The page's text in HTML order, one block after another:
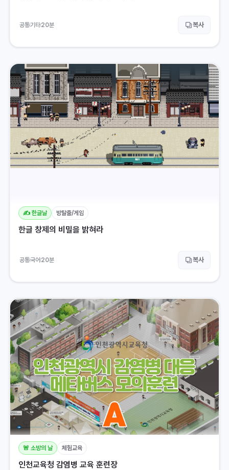
공통기타20분 복사
✍️ 한글날 방탈출/게임
한글 창제의 비밀을 밝혀라
공통국어 20분 복사
🚨 소방의 날 체험교육
인천교육청 감염병 교육 훈련장